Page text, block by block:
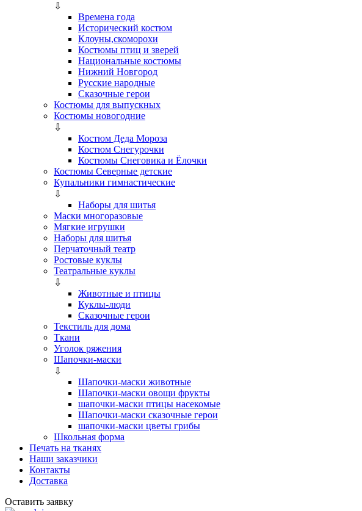
⇩
Времена года
Исторический костюм
Клоуны,скоморохи
Костюмы птиц и зверей
Национальные костюмы
Нижний Новгород
Русские народные
Сказочные герои
Костюмы для выпускных
Костюмы новогодние
⇩
Костюм Деда Мороза
Костюм Снегурочки
Костюмы Снеговика и Ёлочки
Костюмы Северные детские
Купальники гимнастические
⇩
Наборы для шитья
Маски многоразовые
Мягкие игрушки
Наборы для шитья
Перчаточный театр
Ростовые куклы
Театральные куклы
⇩
Животные и птицы
Куклы-люди
Сказочные герои
Текстиль для дома
Ткани
Уголок ряжения
Шапочки-маски
⇩
Шапочки-маски животные
Шапочки-маски овощи фрукты
шапочки-маски птицы насекомые
Шапочки-маски сказочные герои
шапочки-маски цветы грибы
Школьная форма
Печать на тканях
Наши заказчики
Контакты
Доставка
Оставить заявку